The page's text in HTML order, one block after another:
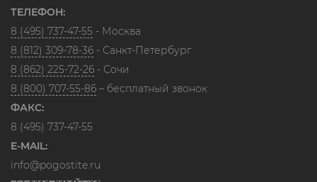
ТЕЛЕФОН:
8 (495) 737-47-55 - Москва
8 (812) 309-78-36 - Санкт-Петербург
8 (862) 225-72-26 - Сочи
8 (800) 707-55-86 – бесплатный звонок
ФАКС:
8 (495) 737-47-55
E-MAIL:
info@pogostite.ru